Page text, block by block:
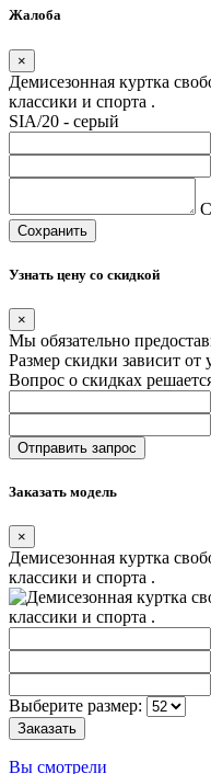
Жалоба
×
Демисезонная куртка
классики и спорта .
SIA/20 - серый
Сохранить
Узнать цену со скидкой
×
Мы обязательно
Размер скидки зависит
Вопрос о скидках
Заказать модель
×
Демисезонная куртка
классики и спорта .
Выберите размер:
Вы смотрели